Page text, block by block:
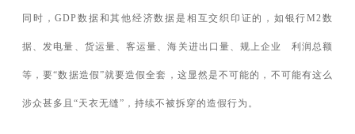
同时，GDP数据和其他经济数据是相互交织印证的，如银行M2数
据、发电量、货运量、客运量、海关进出口量、规上企业 利润总额
等，要“数据造假”就要造假全套，这显然是不可能的，不可能有这么
涉众甚多且“天衣无缝”，持续不被拆穿的造假行为。